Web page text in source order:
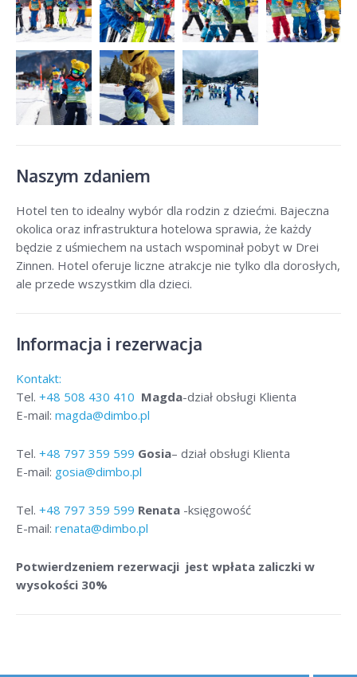
Naszym zdaniem
Hotel ten to idealny wybór dla rodzin z dziećmi. Bajeczna
okolica oraz infrastruktura hotelowa sprawia, że każdy
będzie z uśmiechem na ustach wspominał pobyt w Drei
Zinnen. Hotel oferuje liczne atrakcje nie tylko dla dorosłych,
ale przede wszystkim dla dzieci.
Informacja i rezerwacja
Kontakt:
Tel. +48 508 430 410 Magda-dział obsługi Klienta
E-mail: magda@dimbo.pl
Tel. +48 797 359 599 Gosia– dział obsługi Klienta
E-mail: gosia@dimbo.pl
Tel. +48 797 359 599 Renata -księgowość
E-mail: renata@dimbo.pl
Potwierdzeniem rezerwacji jest wpłata zaliczki w
wysokości 30%